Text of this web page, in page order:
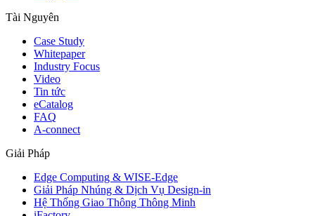
Tài Nguyên
Case Study
Whitepaper
Industry Focus
Video
Tin tức
eCatalog
FAQ
A-connect
Giải Pháp
Edge Computing & WISE-Edge
Giải Pháp Nhúng & Dịch Vụ Design-in
Hệ Thống Giao Thông Thông Minh